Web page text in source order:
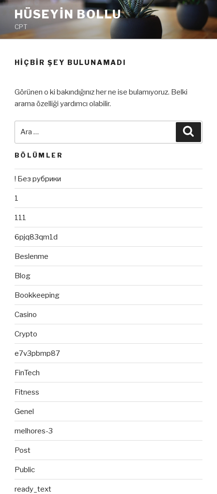
İçeriğe
HÜSEYIN BOLLU
CPT
HIÇBIR ŞEY BULUNAMADI
Görünen o ki bakındığınız her ne ise bulamıyoruz. Belki
arama özelliği yardımcı olabilir.
BÖLÜMLER
! Без рубрики
1
111
6pjq83qm1d
Beslenme
Blog
Bookkeeping
Casino
Crypto
e7v3pbmp87
FinTech
Fitness
Genel
melhores-3
Post
Public
ready_text